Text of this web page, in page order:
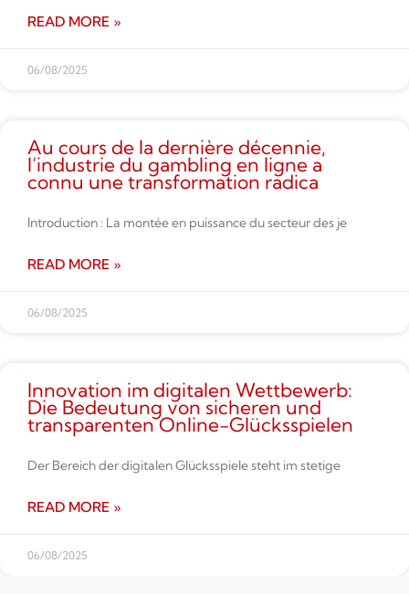
READ MORE »
06/08/2025
Au cours de la dernière décennie,
l’industrie du gambling en ligne a
connu une transformation radica
Introduction : La montée en puissance du secteur des je
READ MORE »
06/08/2025
Innovation im digitalen Wettbe­werb:
Die Bedeutung von sicheren und
transparenten Online-Glücksspielen
Der Bereich der digitalen Glücksspiele steht im stetige
READ MORE »
06/08/2025